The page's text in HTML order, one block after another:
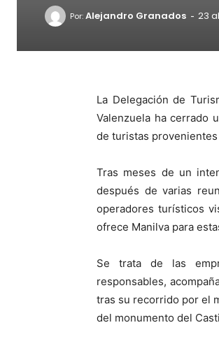
Por:Alejandro Granados - 23
La Delegación de
Valenzuela ha cerrado
de turistas
Tras meses de un
después de varias
operadores turísticos
ofrece Manilva para
Se trata de las
responsables,
tras su recorrido por el
del monumento del